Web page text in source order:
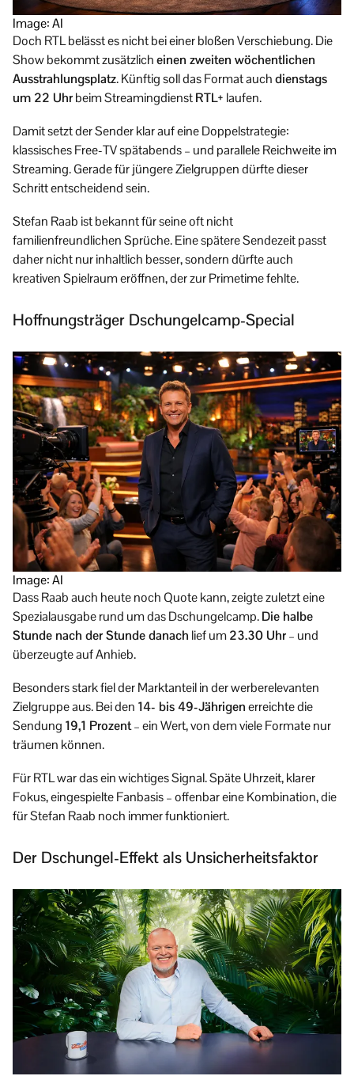
Image: AI
Doch RTL belässt es nicht bei einer bloßen Verschiebung. Die
Show bekommt zusätzlicheinen zweiten wöchentlichen
Ausstrahlungsplatz. Künftig soll das Format auchdienstags
um 22 Uhrbeim StreamingdienstRTL+ laufen.
Damit setzt der Sender klar auf eine Doppelstrategie:
klassisches Free-TV spätabends – und parallele Reichweite im
Streaming. Gerade für jüngere Zielgruppen dürfte dieser
Schritt entscheidend sein.
Stefan Raab ist bekannt für seine oft nicht
familienfreundlichen Sprüche. Eine spätere Sendezeit passt
daher nicht nur inhaltlich besser, sondern dürfte auch
kreativen Spielraum eröffnen, der zur Primetime fehlte.
Hoffnungsträger Dschungelcamp-Special
Image: AI
Dass Raab auch heute noch Quote kann, zeigte zuletzt eine
Spezialausgabe rund um das Dschungelcamp.Die halbe
Stunde nach der Stunde danach lief um23.30 Uhr– und
überzeugte auf Anhieb.
Besonders stark fiel der Marktanteil in der werberelevanten
Zielgruppe aus. Bei den 14- bis 49-Jährigenerreichte die
Sendung 19,1 Prozent– ein Wert, von dem viele Formate nur
träumen können.
Für RTL war das ein wichtiges Signal. Späte Uhrzeit, klarer
Fokus, eingespielte Fanbasis – offenbar eine Kombination, die
für Stefan Raab noch immer funktioniert.
Der Dschungel-Effekt als Unsicherheitsfaktor